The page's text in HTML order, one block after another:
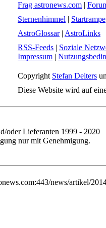
Frag astronews.com |
Sternenhimmel | Startrampe
AstroGlossar| AstroLinks
RSS-Feeds | Soziale
Impressum |
Copyright Stefan Deiters
Diese Website wird auf
oder Lieferanten 1999 - 2020
nur mit Genehmigung.
news/artikel/